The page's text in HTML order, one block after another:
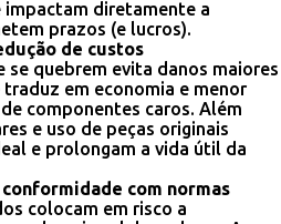
impactam diretamente a
prazos (e lucros).
de custos
se quebrem evita danos maiores
em economia e menor
componentes caros. Além
e uso de peças originais
e prolongam a vida útil da
com normas
colocam em risco a